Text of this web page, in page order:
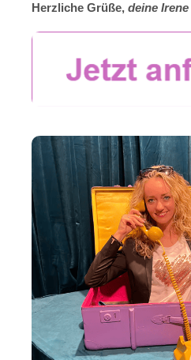
Herzliche Grüße, deine Irene